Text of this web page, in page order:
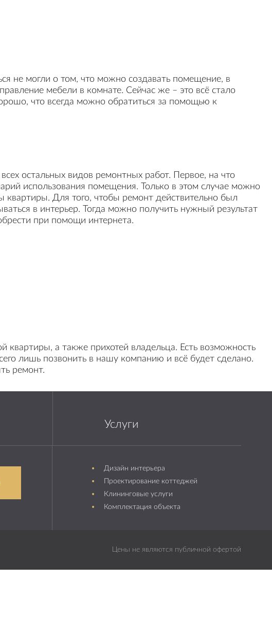
не могли о том, что можно создавать помещение, в
мебели в комнате. Сейчас же – это всё стало
что всегда можно обратиться за помощью к
остальных видов ремонтных работ. Первое, на что
использования помещения. Только в этом случае можно
квартиры. Для того, чтобы ремонт действительно был
в интерьер. Тогда можно получить нужный результат
при помощи интернета.
квартиры, а также прихотей владельца. Есть возможность
лишь позвонить в нашу компанию и всё будет сделано.
ремонт.
Услуги
Дизайн интерьера
Проектирование коттеджей
Клининговые услуги
Комплектация объекта
Цены не являются публичной офертой